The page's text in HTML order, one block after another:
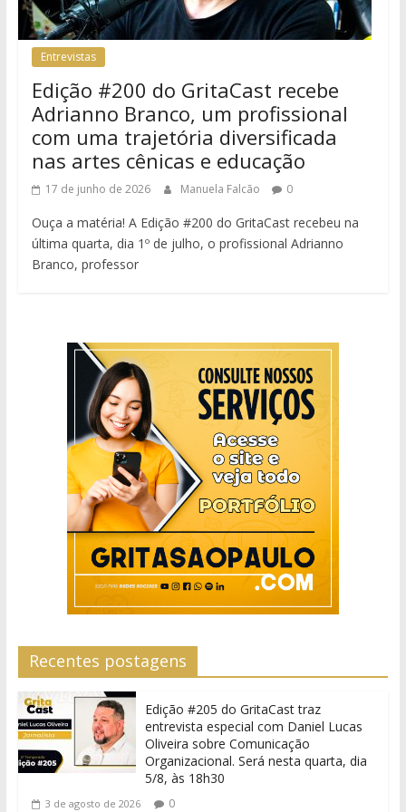
Entrevistas
Edição #200 do GritaCast recebe
Adrianno Branco, um profissional
com uma trajetória diversificada
nas artes cênicas e educação
17 de junho de 2026 Manuela Falcão 0
Ouça a matéria! A Edição #200 do GritaCast recebeu na
última quarta, dia 1º de julho, o profissional Adrianno
Branco, professor
Recentes postagens
Edição #205 do GritaCast traz
entrevista especial com Daniel Lucas
Oliveira sobre Comunicação
Organizacional. Será nesta quarta, dia
5/8, às 18h30
3 de agosto de 2026 0